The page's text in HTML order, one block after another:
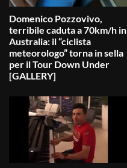
Domenico Pozzovivo,
terribile caduta a 70km/h in
Australia: il “ciclista
meteorologo” torna in sella
per il Tour Down Under
[GALLERY]